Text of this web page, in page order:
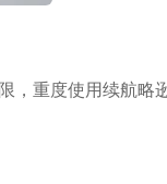
，重度使用续航略